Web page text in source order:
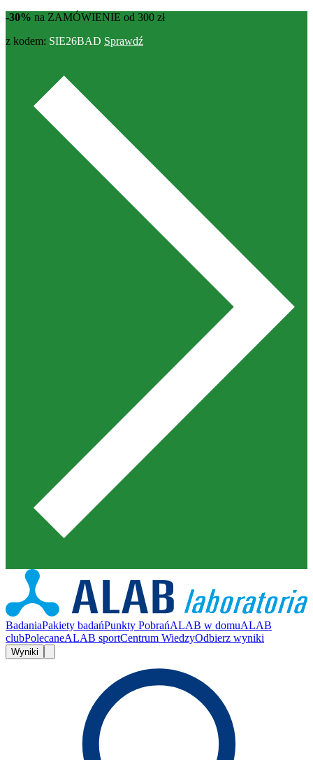
-30% na ZAMÓWIENIE od 300 zł
z kodem: SIE26BAD Sprawdź
BadaniaPakiety badańPunkty PobrańALAB w domuALAB
clubPolecaneALAB sportCentrum WiedzyOdbierz wyniki
Wyniki